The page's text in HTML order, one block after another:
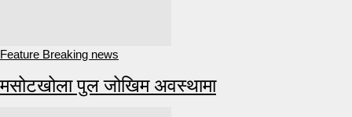
Feature Breaking news
मसोटखोला पुल जोखिम अवस्थामा